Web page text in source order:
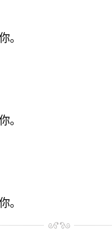
。
。
。